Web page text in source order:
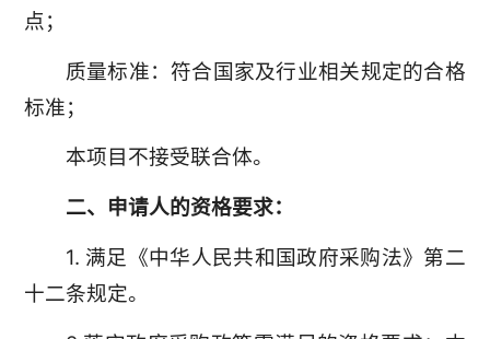
点；
质量标准：符合国家及行业相关规定的合格
标准；
本项目不接受联合体。
二、申请人的资格要求：
1. 满足《中华人民共和国政府采购法》第二
十二条规定。